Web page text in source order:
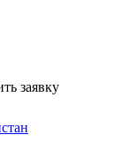
заявку